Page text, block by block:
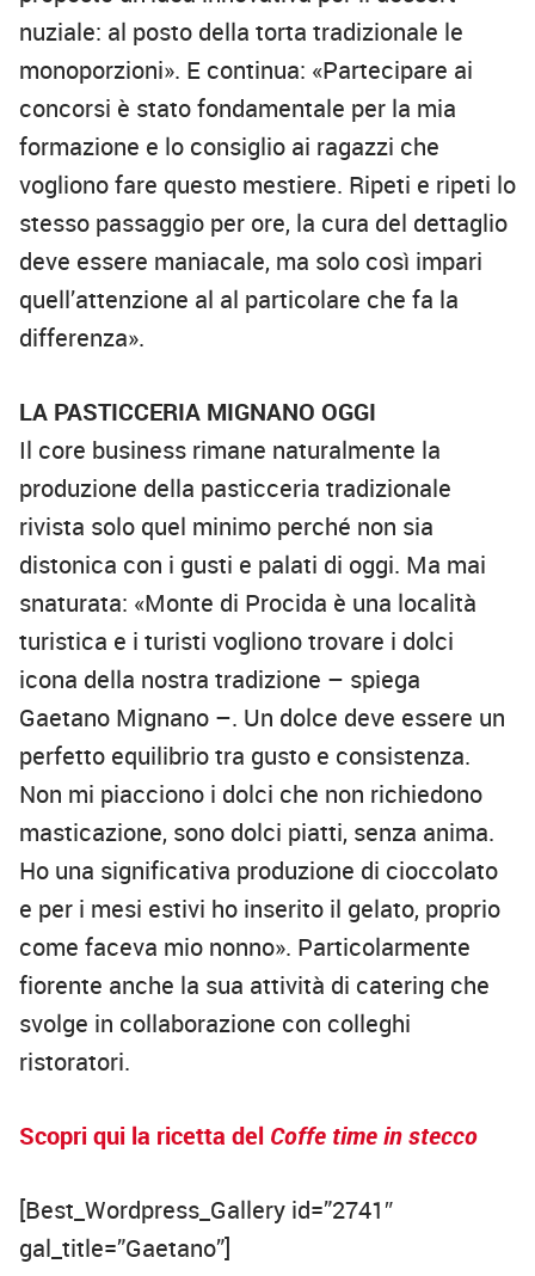
nuziale: al posto della torta tradizionale le
monoporzioni». E continua: «Partecipare ai
concorsi è stato fondamentale per la mia
formazione e lo consiglio ai ragazzi che
vogliono fare questo mestiere. Ripeti e ripeti lo
stesso passaggio per ore, la cura del dettaglio
deve essere maniacale, ma solo così impari
quell’attenzione al al particolare che fa la
differenza».
LA PASTICCERIA MIGNANO OGGI
Il core business rimane naturalmente la
produzione della pasticceria tradizionale
rivista solo quel minimo perché non sia
distonica con i gusti e palati di oggi. Ma mai
snaturata: «Monte di Procida è una località
turistica e i turisti vogliono trovare i dolci
icona della nostra tradizione – spiega
Gaetano Mignano –. Un dolce deve essere un
perfetto equilibrio tra gusto e consistenza.
Non mi piacciono i dolci che non richiedono
masticazione, sono dolci piatti, senza anima.
Ho una significativa produzione di cioccolato
e per i mesi estivi ho inserito il gelato, proprio
come faceva mio nonno». Particolarmente
fiorente anche la sua attività di catering che
svolge in collaborazione con colleghi
ristoratori.
Scopri qui la ricetta del Coffe time in stecco
[Best_Wordpress_Gallery id=”2741″
gal_title=”Gaetano”]